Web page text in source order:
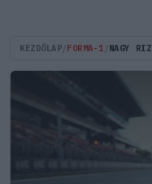
KEZDŐLAP FORMA-1